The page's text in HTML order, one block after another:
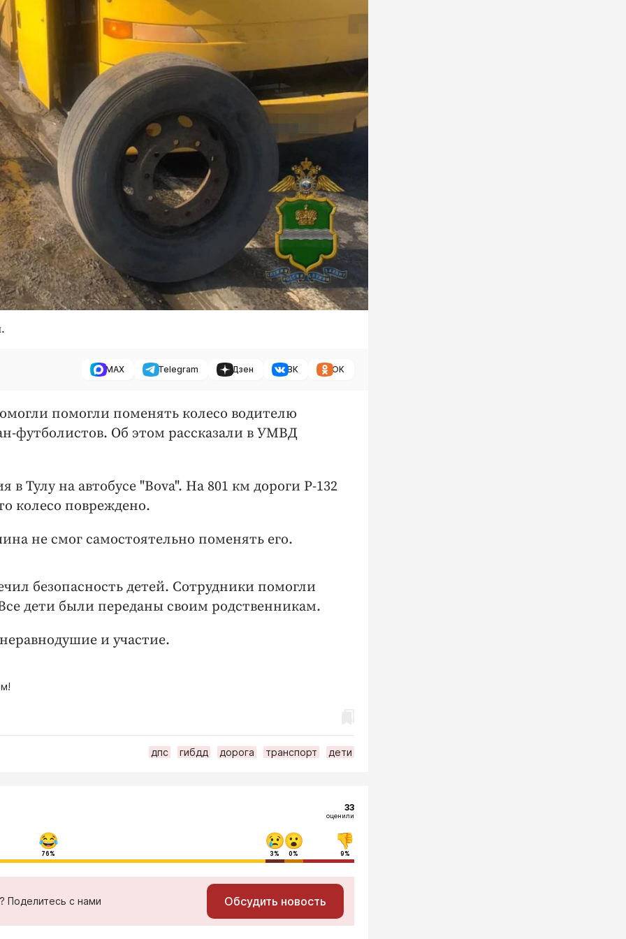
MAX Telegram Дзен ВК ОК
помогли поменять колесо водителю
футболистов. Об этом рассказали в УМВД
в Тулу на автобусе "Bova". На 801 км дороги Р-132
колесо повреждено.
не смог самостоятельно поменять его.
безопасность детей. Сотрудники помогли
дети были переданы своим родственникам.
и участие.
дпс гибдд дорога транспорт дети
33
оценили
76% 3% 0% 9%
Поделитесь с нами Обсудить новость